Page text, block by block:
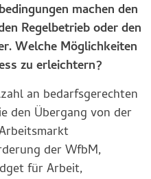
machen den
Regelbetrieb oder den
Welche Möglichkeiten
zu erleichtern?
an bedarfsgerechten
den Übergang von der
der WfbM,
für Arbeit,